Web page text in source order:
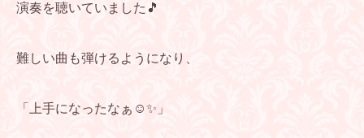
演奏を聴いていました🎵
難しい曲も弾けるようになり、
「上手になったなぁ☺️✨」